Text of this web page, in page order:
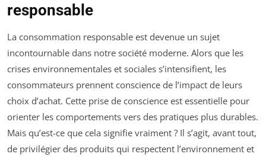
responsable
La consommation responsable est devenue un sujet
incontournable dans notre société moderne. Alors que les
crises environnementales et sociales s’intensifient, les
consommateurs prennent conscience de l’impact de leurs
choix d’achat. Cette prise de conscience est essentielle pour
orienter les comportements vers des pratiques plus durables.
Mais qu’est-ce que cela signifie vraiment ? Il s’agit, avant tout,
de privilégier des produits qui respectent l’environnement et